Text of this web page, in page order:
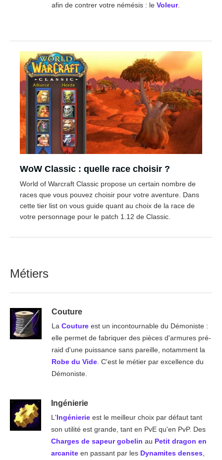
afin de contrer votre némésis : le Voleur.
WoW Classic : quelle race choisir ?
World of Warcraft Classic propose un certain nombre de
races que vous pouvez choisir pour votre aventure. Dans
cette tier list on vous guide quant au choix de la race de
votre personnage pour le patch 1.12 de Classic.
Métiers
Couture
La Couture est un incontournable du Démoniste :
elle permet de fabriquer des pièces d'armures pré-
raid d'une puissance sans pareille, notamment la
Robe du Vide. C'est le métier par excellence du
Démoniste.
Ingénierie
L'Ingénierie est le meilleur choix par défaut tant
son utilité est grande, tant en PvE qu'en PvP. Des
Charges de sapeur gobelin au Petit dragon en
arcanite en passant par les Dynamites denses